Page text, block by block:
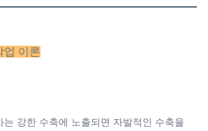
업 이론
는 강한 수축에 노출되면 자발적인 수축을